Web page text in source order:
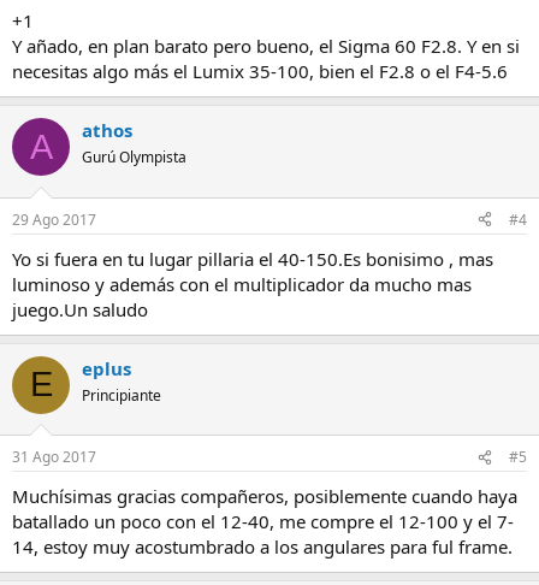
cubiertos. Yo lo vendí porque el tipo de fotos que hago es parecido
al tuyo y me pareció demasiado "tocho".
Mi opinión es la de que conservaras el 12-40 y, para cuando
necesites una focal más larga, probaras con el M.Zuiko 60mm ED
f/2.8 macro o con el M.Zuiko ED 75mm f1.8, posiblemente el más
nítido de todos los objetivos de Olympus y un retratero
excepcional.
Saludos,
+1
Y añado, en plan barato pero bueno, el Sigma 60 F2.8. Y en si
necesitas algo más el Lumix 35-100, bien el F2.8 o el F4-5.6
A athos
Gurú Olympista
29 Ago 2017 #4
Yo si fuera en tu lugar pillaria el 40-150.Es bonisimo , mas
luminoso y además con el multiplicador da mucho mas
juego.Un saludo
E eplus
Principiante
31 Ago 2017 #5
Muchísimas gracias compañeros, posiblemente cuando haya
batallado un poco con el 12-40, me compre el 12-100 y el 7-
14, estoy muy acostumbrado a los angulares para ful frame.